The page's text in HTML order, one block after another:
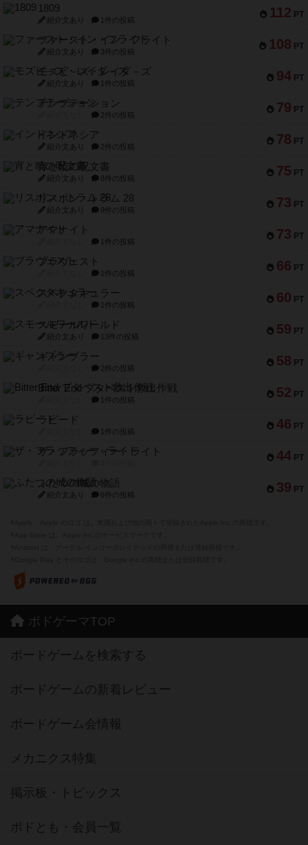
112 PT
1809
紹介文あり 1件の投稿
108 PT
ファースト・イン・フライト
紹介文あり 3件の投稿
94 PT
モズビ－ズ・レイダ－ズ
紹介文あり 1件の投稿
79 PT
テンプテーション
2件の投稿
78 PT
インドネシア
紹介文あり 2件の投稿
75 PT
宵と暁の呪文書
紹介文あり 8件の投稿
73 PT
リスボン・トラム 28
紹介文あり 9件の投稿
73 PT
アマナイト
1件の投稿
66 PT
ブラヴェスト
1件の投稿
60 PT
スペクタキュラー
1件の投稿
59 PT
スモールワールド
紹介文あり 13件の投稿
58 PT
ギャンブラー
2件の投稿
52 PT
Bitter End ブタペスト救出作戦
1件の投稿
46 PT
ラピード
1件の投稿
44 PT
ザ・フラッフィー・ライト
39 PT
ふたつの城の物語
紹介文あり 6件の投稿
ボドゲーマTOP
ボードゲームを検索する
ボードゲームの新着レビュー
ボードゲーム会情報
メカニクス特集
掲示板・トピックス
ボドとも・会員一覧